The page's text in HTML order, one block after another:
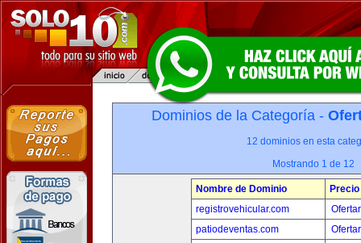
Dominios de la Categoría -
12 dominios en esta
Mostrando 1 de 12
Nombre de Dominio
Precio
registrovehicular.com
patiodeventas.com